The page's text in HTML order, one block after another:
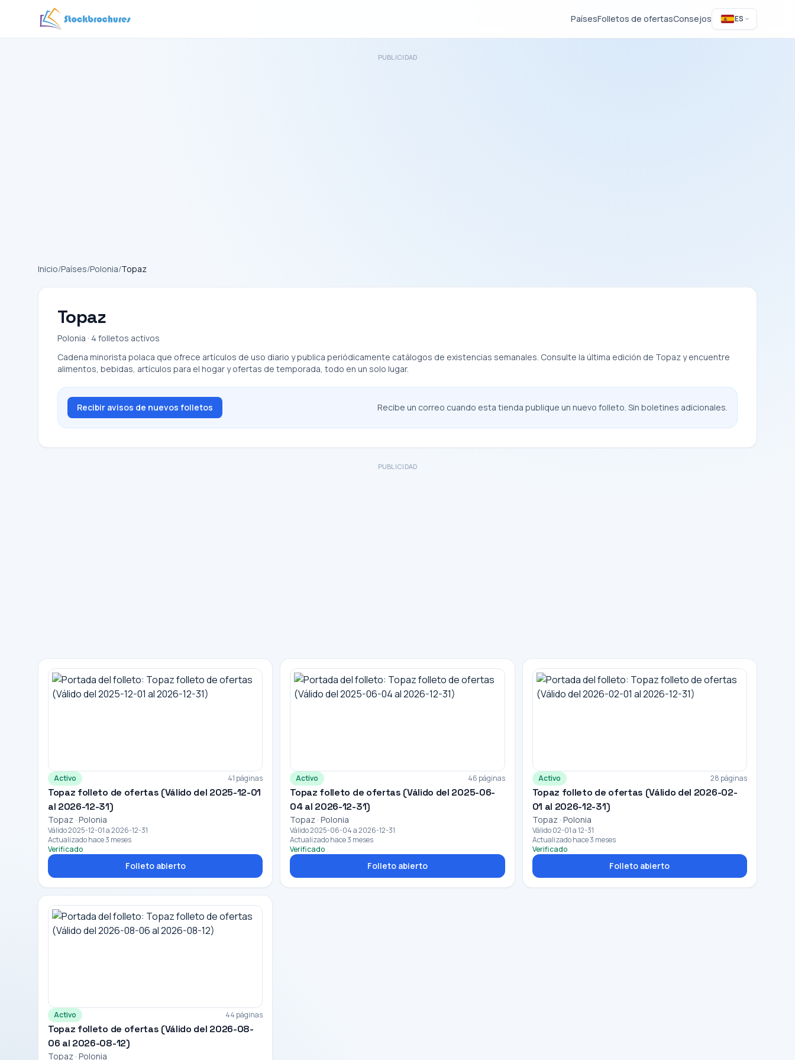
PaísesFolletos de ofertasConsejos ES
PUBLICIDAD
Inicio/Países/Polonia/Topaz
Topaz
Polonia · 4 folletos activos
Cadena minorista polaca que ofrece artículos de uso diario y publica periódicamente catálogos de existencias semanales. Consulte la última edición de Topaz y encuentre
alimentos, bebidas, artículos para el hogar y ofertas de temporada, todo en un solo lugar.
Recibir avisos de nuevos folletos Recibe un correo cuando esta tienda publique un nuevo folleto. Sin boletines adicionales.
PUBLICIDAD
Activo 41 páginas
Topaz folleto de ofertas (Válido del 2025-12-01
al 2026-12-31)
Topaz · Polonia
Válido 2025-12-01 a 2026-12-31
Actualizado hace 3 meses
Verificado
Folleto abierto
Activo 46 páginas
Topaz folleto de ofertas (Válido del 2025-06-
04 al 2026-12-31)
Topaz · Polonia
Válido 2025-06-04 a 2026-12-31
Actualizado hace 3 meses
Verificado
Folleto abierto
Activo 28 páginas
Topaz folleto de ofertas (Válido del 2026-02-
01 al 2026-12-31)
Topaz · Polonia
Válido 02-01 a 12-31
Actualizado hace 3 meses
Verificado
Folleto abierto
Activo 44 páginas
Topaz folleto de ofertas (Válido del 2026-08-
06 al 2026-08-12)
Topaz · Polonia